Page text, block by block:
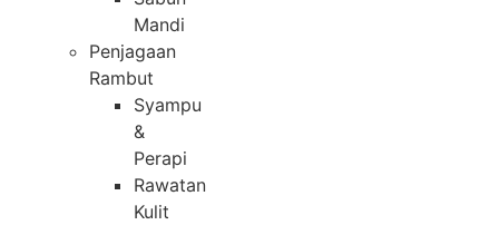
Mandi
Penjagaan
Rambut
Syampu
&
Perapi
Rawatan
Kulit